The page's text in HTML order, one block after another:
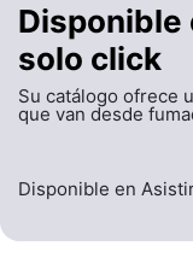
Disponible
solo click
Su catálogo ofrece
que van desde
Disponible en